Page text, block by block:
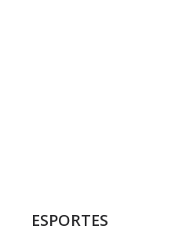
ESPORTES